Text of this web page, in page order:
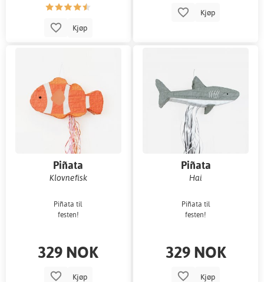
Kjøp
Kjøp
Piñata
Klovnefisk
Piñata til
festen!
329 NOK
Kjøp
Piñata
Hai
Piñata til
festen!
329 NOK
Kjøp